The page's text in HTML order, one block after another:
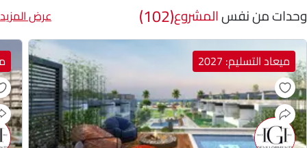
وحدات من نفسالمشروع(102) عرض المزيد
ميعاد التسليم: 2027